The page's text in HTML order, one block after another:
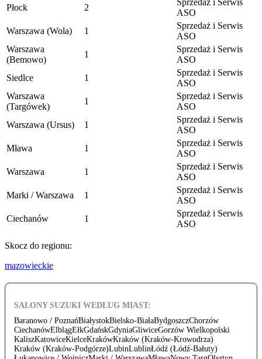
Płock 2
Sprzedaż i Serwis
ASO
Warszawa (Wola)
1
Sprzedaż i Serwis
ASO
Warszawa
(Bemowo)
1
Sprzedaż i Serwis
ASO
Siedlce
1
Sprzedaż i Serwis
ASO
Warszawa
(Targówek)
1
Sprzedaż i Serwis
ASO
Warszawa (Ursus)
1
Sprzedaż i Serwis
ASO
Mława
1
Sprzedaż i Serwis
ASO
Warszawa
1
Sprzedaż i Serwis
ASO
Marki / Warszawa
1
Sprzedaż i Serwis
ASO
Ciechanów
1
Sprzedaż i Serwis
ASO
Skocz do regionu:
mazowieckie
SALONY SUZUKI WEDŁUG MIAST:
Baranowo / PoznańBiałystokBielsko-BiałaBydgoszczChorzów
CiechanówElblągEłkGdańskGdyniaGliwiceGorzów Wielkopolski
KaliszKatowiceKielceKrakówKraków (Kraków-Krowodrza)
Kraków (Kraków-Podgórze)LubinLublinŁódź (Łódź-Bałuty)